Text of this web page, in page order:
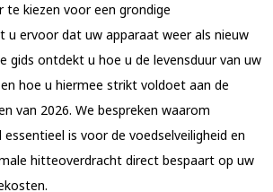
te kiezen voor een grondige
u ervoor dat uw apparaat weer als nieuw
gids ontdekt u hoe u de levensduur van uw
hoe u hiermee strikt voldoet aan de
van 2026. We bespreken waarom
is voor de voedselveiligheid en
hitteoverdracht direct bespaart op uw